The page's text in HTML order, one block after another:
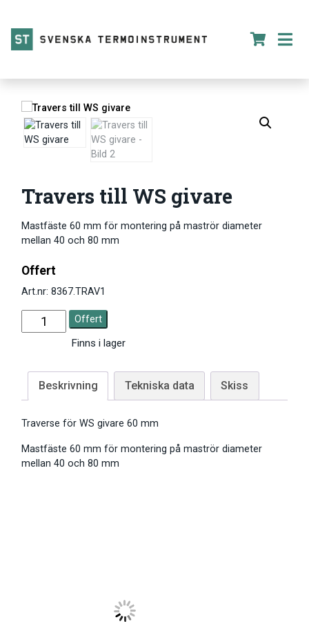
Travers till WS givare
Mastfäste 60 mm för montering på maströr diameter
mellan 40 och 80 mm
Offert
Art.nr: 8367.TRAV1
Offert
Finns i lager
Beskrivning Tekniska data Skiss
Traverse för WS givare 60 mm
Mastfäste 60 mm för montering på maströr diameter
mellan 40 och 80 mm